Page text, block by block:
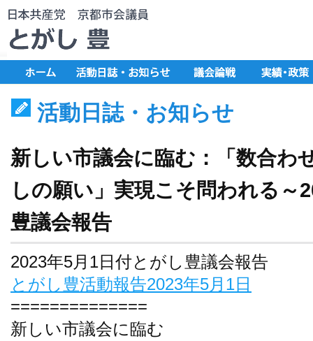
活動日誌・お知らせ
新しい市議会に臨む：「数合わ
しの願い」実現こそ問われる～
豊議会報告
2023年5月1日付とがし豊議会報告
とがし豊活動報告2023年5月1日
==============
新しい市議会に臨む